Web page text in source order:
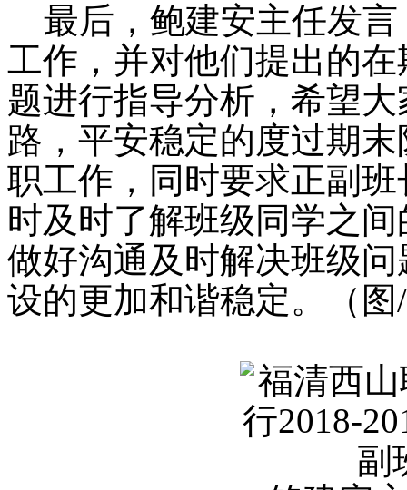
最后，鲍建安主任发言
工作，并对他们提出的
题进行指导分析，希望
路，平安稳定的度过期
职工作，同时要求正副
时及时了解班级同学之
做好沟通及时解决班级
设的更加和谐稳定。（